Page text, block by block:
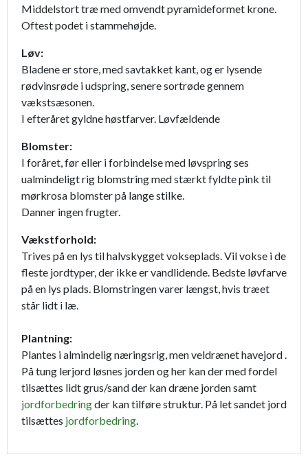
Middelstort træ med omvendt pyramideformet krone.
Oftest podet i stammehøjde.
Løv:
Bladene er store, med savtakket kant, og er lysende
rødvinsrøde i udspring, senere sortrøde gennem
vækstsæsonen.
I efteråret gyldne høstfarver. Løvfældende
Blomster:
I foråret, før eller i forbindelse med løvspring ses
ualmindeligt rig blomstring med stærkt fyldte pink til
mørkrosa blomster på lange stilke.
Danner ingen frugter.
Vækstforhold:
Trives på en lys til halvskygget vokseplads. Vil vokse i de
fleste jordtyper, der ikke er vandlidende. Bedste løvfarve
på en lys plads. Blomstringen varer længst, hvis træet
står lidt i læ.
Plantning:
Plantes i almindelig næringsrig, men veldrænet havejord .
På tung lerjord løsnes jorden og her kan der med fordel
tilsættes lidt grus/sand der kan dræne jorden samt
jordforbedringder kan tilføre struktur. På let sandet jord
tilsættes jordforbedring.